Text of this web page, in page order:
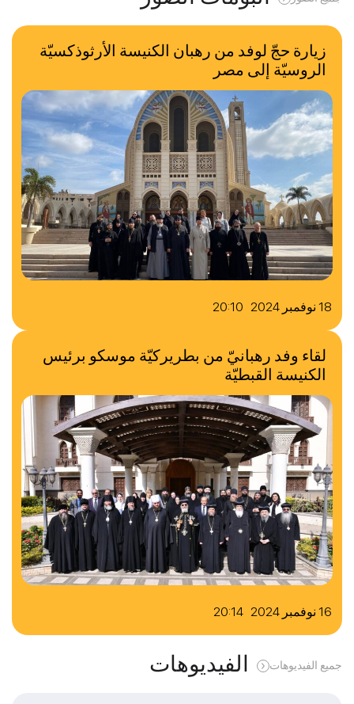
18 نوفمبر 2024 20:10
زيارة حجّ لوفد من رهبان الكنيسة الأرثوذكسيّة
الروسيّة إلى مصر
16 نوفمبر 2024 20:14
لقاء وفد رهبانيّ من بطريركيّة موسكو برئيس
الكنيسة القبطيّة
الفيديوهات جميع الفيديوهات